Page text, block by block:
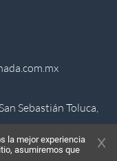
Sebastián Toluca,
la mejor experiencia
asumiremos que